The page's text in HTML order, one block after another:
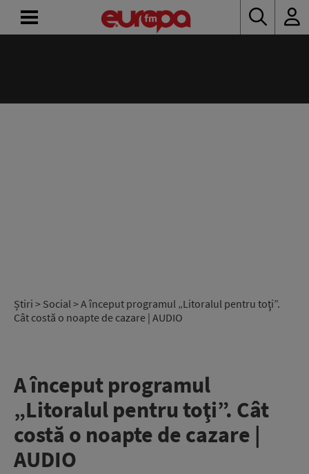
Știri > Social> A început programul „Litoralul pentru toţi”.
Cât costă o noapte de cazare | AUDIO
A început programul
„Litoralul pentru toţi”. Cât
costă o noapte de cazare |
AUDIO